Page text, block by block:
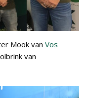
Mook van Vos
van